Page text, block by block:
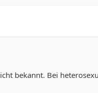
bekannt. Bei